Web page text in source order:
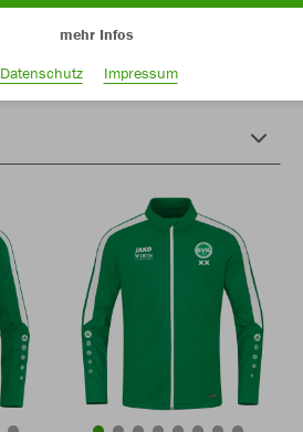
mehr Infos
Datenschutz
Impressum